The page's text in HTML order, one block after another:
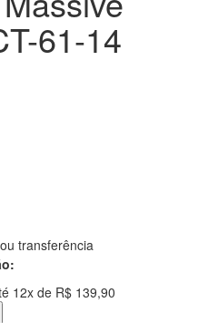
61-14
transferência
12x de R$ 139,90